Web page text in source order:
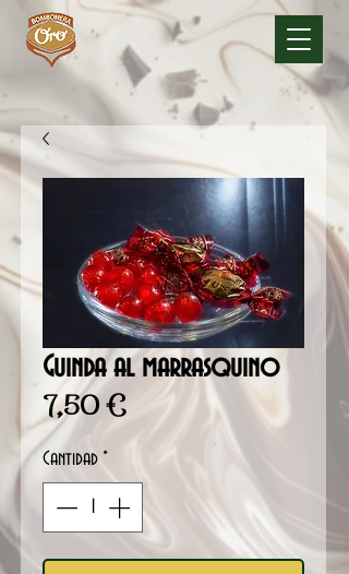
Guinda al marrasquino
7,50 €Precio
Cantidad *